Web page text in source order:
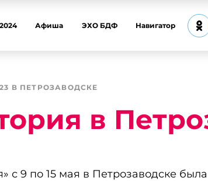
Афиша ЭХО БДФ Навигатор
В ПЕТРОЗАВОДСКЕ
в
9 по 15 мая в Петрозаводске